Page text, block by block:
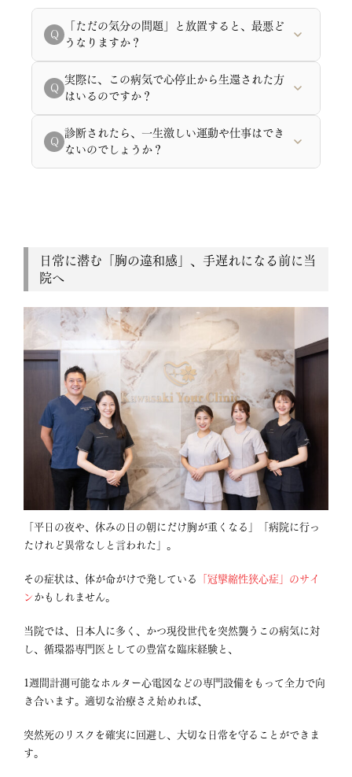
Q
「ただの気分の問題」と放置すると、最悪ど
うなりますか？
A. 血管のけいれん（攣縮）が長時間続くと、心臓の筋肉
に血液が行かなくなり、そのまま心筋梗塞へ移行しま
クを起こし、「致死的な不整脈」を発生させることで
す。これにより、さっきまで元気だった人が突然意識を
Q
実際に、この病気で心停止から生還された方
はいるのですか？
A. はい、いらっしゃいます。当院には、実際に胸の圧迫
感を自覚した後に「心停止」を起こされた40代の男性患
Q
診断されたら、一生激しい運動や仕事はでき
ないのでしょうか？
ば、お仕事も日常生活も、これまで通り普通に楽しんで
いただくことが可能です。
日常に潜む「胸の違和感」、手遅れになる前に当
院へ
「平日の夜や、休みの日の朝にだけ胸が重くなる」「病院に行っ
たけれど異常なしと言われた」 。
その症状は、体が命がけで発している
「冠攣縮性狭心症」のサイ
ン かもしれません。
当院では、日本人に多く、かつ現役世代を突然襲うこの病気に対
し、循環器専門医としての豊富な臨床経験と、
1週間計測可能なホルター心電図などの専門設備をもって全力で向
き合います。適切な治療さえ始めれば、
突然死のリスクを確実に回避し、大切な日常を守ることができま
す。